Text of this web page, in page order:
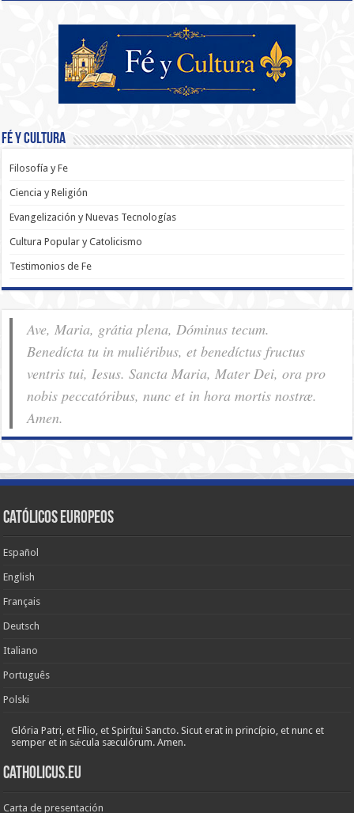
Fé y Cultura
Filosofía y Fe
Ciencia y Religión
Evangelización y Nuevas Tecnologías
Cultura Popular y Catolicismo
Testimonios de Fe
Ave, Maria, grátia plena, Dóminus tecum.
Benedícta tu in muliéribus, et benedíctus fructus
ventris tui, Iesus. Sancta Maria, Mater Dei, ora pro
nobis pec­ca­tóribus, nunc et in hora mortis nostræ.
Amen.
Católicos Europeos
Español
English
Français
Deutsch
Italiano
Português
Polski
Glória Patri, et Fílio, et Spirítui Sancto. Sicut erat in princípio, et nunc et
semper et in sǽcula sæculórum. Amen.
Catholicus.eu
Carta de presentación